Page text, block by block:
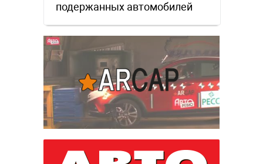
подержанных автомобилей